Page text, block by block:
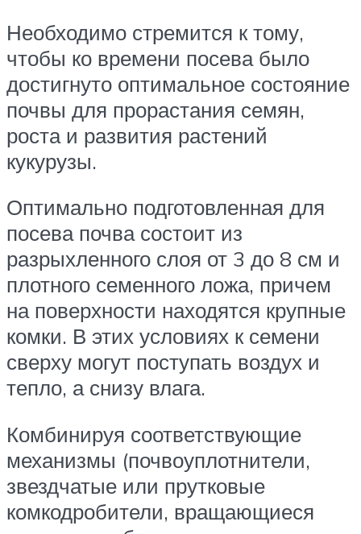
Необходимо стремится к тому,
чтобы ко времени посева было
достигнуто оптимальное состояние
почвы для прорастания семян,
роста и развития растений
кукурузы.
Оптимально подготовленная для
посева почва состоит из
разрыхленного слоя от 3 до 8 см и
плотного семенного ложа, причем
на поверхности находятся крупные
комки. В этих условиях к семени
сверху могут поступать воздух и
тепло, а снизу влага.
Комбинируя соответствующие
механизмы (почвоуплотнители,
звездчатые или прутковые
комкодробители, вращающиеся